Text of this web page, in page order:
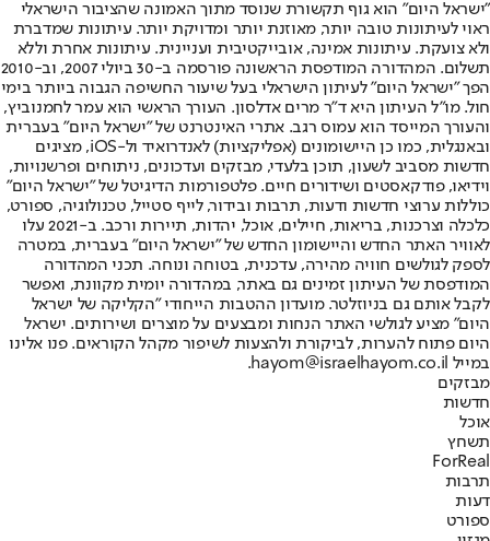
"ישראל היום" הוא גוף תקשורת שנוסד מתוך האמונה שהציבור הישראלי
ראוי לעיתונות טובה יותר, מאוזנת יותר ומדויקת יותר. עיתונות שמדברת
ולא צועקת. עיתונות אמינה, אובייקטיבית ועניינית. עיתונות אחרת וללא
תשלום. המהדורה המודפסת הראשונה פורסמה ב-30 ביולי 2007, וב-2010
הפך "ישראל היום" לעיתון הישראלי בעל שיעור החשיפה הגבוה ביותר בימי
חול. מו"ל העיתון היא ד"ר מרים אדלסון. העורך הראשי הוא עמר לחמנוביץ,
והעורך המייסד הוא עמוס רגב. אתרי האינטרנט של "ישראל היום" בעברית
ובאנגלית, כמו כן היישומונים (אפליקציות) לאנדרואיד ול-iOS, מציגים
חדשות מסביב לשעון, תוכן בלעדי, מבזקים ועדכונים, ניתוחים ופרשנויות,
וידיאו, פודקאסטים ושידורים חיים. פלטפורמות הדיגיטל של "ישראל היום"
כוללות ערוצי חדשות ודעות, תרבות ובידור, לייף סטייל, טכנולוגיה, ספורט,
כלכלה וצרכנות, בריאות, חיילים, אוכל, יהדות, תיירות ורכב. ב-2021 עלו
לאוויר האתר החדש והיישומון החדש של "ישראל היום" בעברית, במטרה
לספק לגולשים חוויה מהירה, עדכנית, בטוחה ונוחה. תכני המהדורה
המודפסת של העיתון זמינים גם באתר, במהדורה יומית מקוונת, ואפשר
לקבל אותם גם בניוזלטר. מועדון ההטבות הייחודי "הקליקה של ישראל
היום" מציע לגולשי האתר הנחות ומבצעים על מוצרים ושירותים. ישראל
היום פתוח להערות, לביקורת ולהצעות לשיפור מקהל הקוראים. פנו אלינו
במייל hayom@israelhayom.co.il.
מבזקים
חדשות
אוכל
תשחץ
ForReal
תרבות
דעות
ספורט